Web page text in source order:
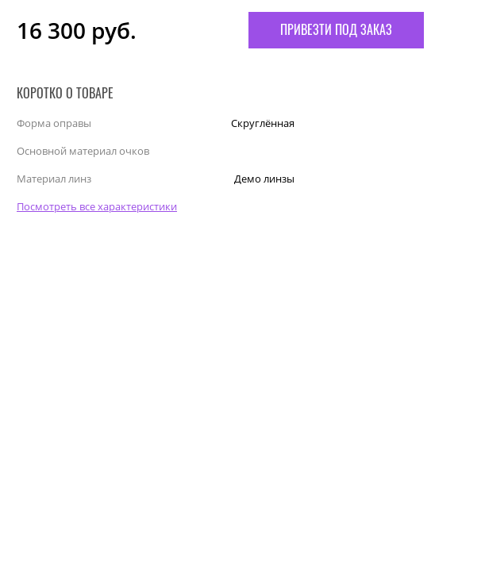
16 300 руб. ПРИВЕЗТИ ПОД ЗАКАЗ
КОРОТКО О ТОВАРЕ
Форма оправы
Скруглённая
Основной материал очков
Материал линз
Демо линзы
Посмотреть все характеристики